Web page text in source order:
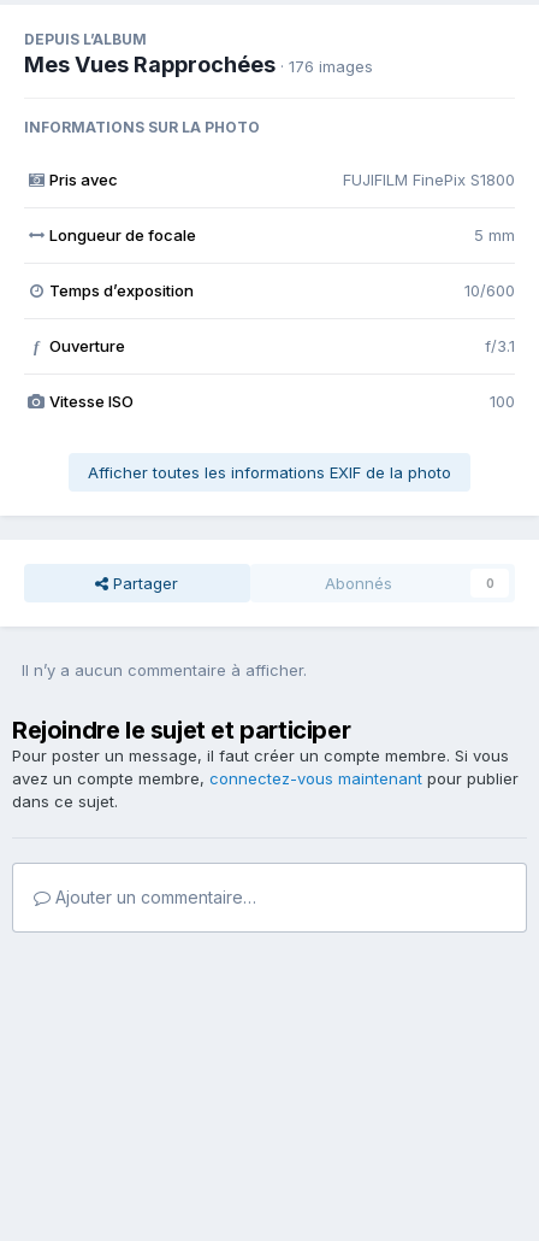
DEPUIS L’ALBUM
Mes Vues Rapprochées · 176 images
INFORMATIONS SUR LA PHOTO
Pris avec FUJIFILM FinePix S1800
Longueur de focale 5 mm
Temps d’exposition 10/600
f Ouverture f/3.1
Vitesse ISO 100
Afficher toutes les informations EXIF de la photo
Partager Abonnés 0
Il n’y a aucun commentaire à afficher.
Rejoindre le sujet et participer
Pour poster un message, il faut créer un compte membre. Si vous
avez un compte membre, connectez-vous maintenant pour publier
dans ce sujet.
Ajouter un commentaire…